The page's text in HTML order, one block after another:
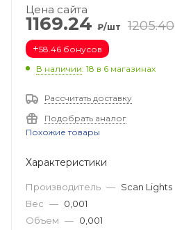
Цена сайта
1169.24 ₽/шт 1205.40
+58.46 бонусов
В наличии: 18 в 6 магазинах
Рассчитать доставку
Подобрать аналог
Похожие товары
Характеристики
Производитель — Scan Lights
Вес — 0,001
Объем — 0,001